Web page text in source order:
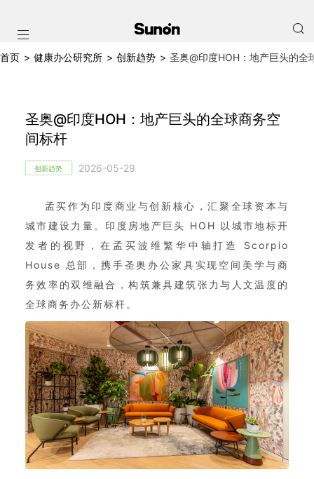
首页 > 健康办公研究所 > 创新趋势 > 圣奥@印度HOH：地产巨头的全
圣奥@印度HOH：地产巨头的全球商务空
间标杆
创新趋势 2026-05-29
孟买作为印度商业与创新核心，汇聚全球资本与
城市建设力量。印度房地产巨头 HOH 以城市地标开
发者的视野，在孟买波维繁华中轴打造 Scorpio
House 总部，携手圣奥办公家具实现空间美学与商
务效率的双维融合，构筑兼具建筑张力与人文温度的
全球商务办公新标杆。